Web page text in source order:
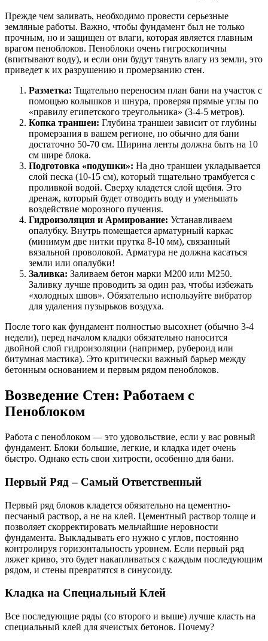
Прежде чем заливать, необходимо провести серьезные
земляные работы. Важно, чтобы фундамент был не только
прочным, но и защищен от влаги, которая является главным
врагом пеноблоков. Пеноблоки очень гигроскопичны
(впитывают воду), и если они будут тянуть влагу из земли, это
приведет к их разрушению и промерзанию стен.
Разметка: Тщательно переносим план бани на участок с
помощью колышков и шнура, проверяя прямые углы по
«правилу египетского треугольника» (3-4-5 метров).
Копка траншеи: Глубина траншеи зависит от глубины
промерзания в вашем регионе, но обычно для бани
достаточно 50-70 см. Ширина ленты должна быть на 10
см шире блока.
Подготовка «подушки»: На дно траншеи укладывается
слой песка (10-15 см), который тщательно трамбуется с
проливкой водой. Сверху кладется слой щебня. Это
дренаж, который будет отводить воду и уменьшать
воздействие морозного пучения.
Гидроизоляция и Армирование: Устанавливаем
опалубку. Внутрь помещается арматурный каркас
(минимум две нитки прутка 8-10 мм), связанный
вязальной проволокой. Арматура не должна касаться
земли или опалубки!
Заливка: Заливаем бетон марки М200 или М250.
Заливку лучше проводить за один раз, чтобы избежать
«холодных швов». Обязательно используйте вибратор
для удаления пузырьков воздуха.
После того как фундамент полностью высохнет (обычно 3-4
недели), перед началом кладки обязательно наносится
двойной слой гидроизоляции (например, рубероид или
битумная мастика). Это критически важный барьер между
бетонным основанием и первым рядом пеноблоков.
Возведение Стен: Работаем с
Пеноблоком
Работа с пеноблоком — это удовольствие, если у вас ровный
фундамент. Блоки большие, легкие, и кладка идет очень
быстро. Однако есть свои хитрости, особенно для бани.
Первый Ряд – Самый Ответственный
Первый ряд блоков кладется обязательно на цементно-
песчаный раствор, а не на клей. Цементный раствор толще и
позволяет скорректировать мельчайшие неровности
фундамента. Выкладывать его нужно с углов, постоянно
контролируя горизонтальность уровнем. Если первый ряд
ляжет криво, это будет накапливаться с каждым последующим
рядом, и стены превратятся в синусоиду.
Кладка на Специальный Клей
Все последующие ряды (со второго и выше) лучше класть на
специальный клей для ячеистых бетонов. Почему?